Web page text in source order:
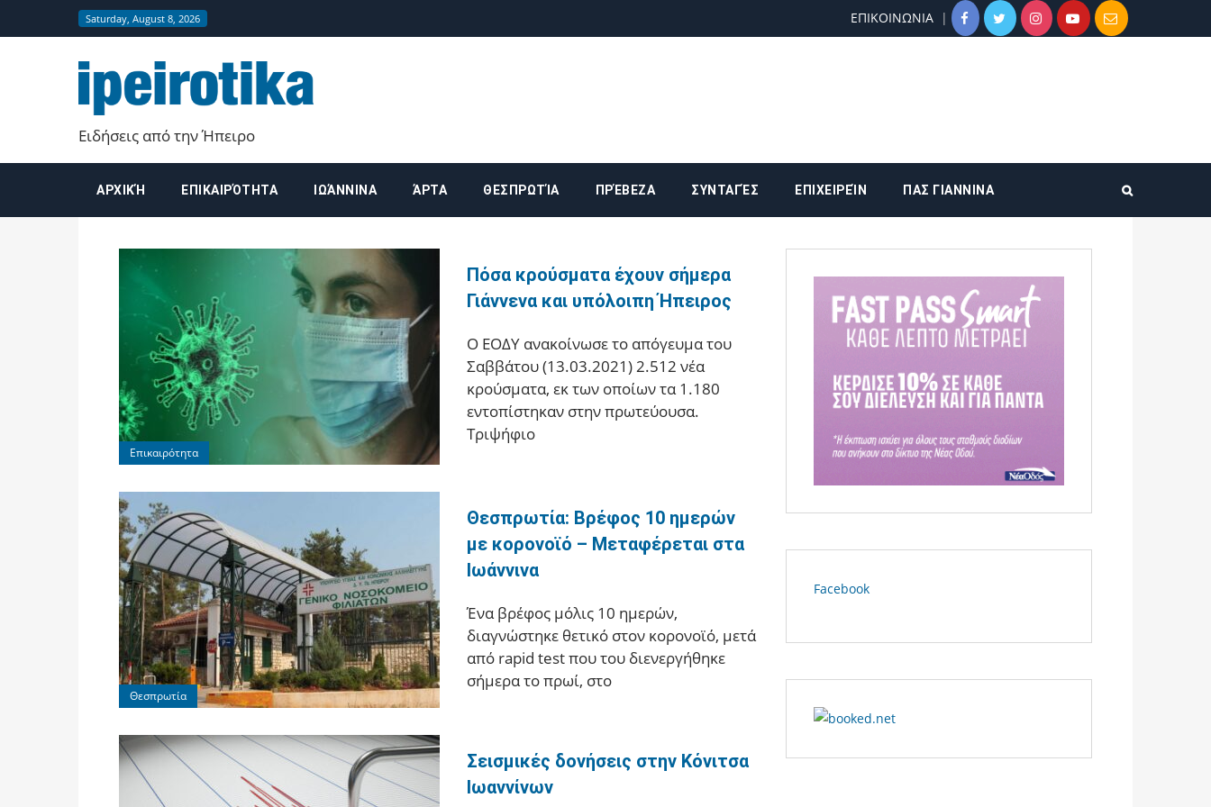
Saturday, August 8, 2026 ΕΠΙΚΟΙΝΩΝΙΑ
ipeirotika
Ειδήσεις από την Ήπειρο
ΑΡΧΙΚΉ ΕΠΙΚΑΙΡΌΤΗΤΑ ΙΩΆΝΝΙΝΑ ΆΡΤΑ ΘΕΣΠΡΩΤΊΑ ΠΡΈΒΕΖΑ ΣΥΝΤΑΓΈΣ ΕΠΙΧΕΙΡΕΊΝ ΠΑΣ ΓΙΑΝΝΙΝΑ
Επικαιρότητα
Πόσα κρούσματα έχουν σήμερα
Γιάννενα και υπόλοιπη Ήπειρος
Ο ΕΟΔΥ ανακοίνωσε το απόγευμα του
Σαββάτου (13.03.2021) 2.512 νέα
κρούσματα, εκ των οποίων τα 1.180
εντοπίστηκαν στην πρωτεύουσα.
Τριψήφιο
Θεσπρωτία
Θεσπρωτία: Βρέφος 10 ημερών
με κορονοϊό – Μεταφέρεται στα
Ιωάννινα
Ένα βρέφος μόλις 10 ημερών,
διαγνώστηκε θετικό στον κορονοϊό, μετά
από rapid test που του διενεργήθηκε
σήμερα το πρωί, στο
Σεισμικές δονήσεις στην Κόνιτσα
Ιωαννίνων
Facebook